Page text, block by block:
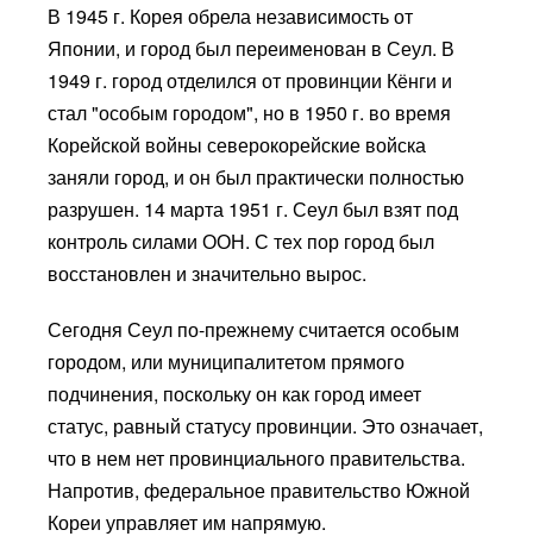
В 1945 г. Корея обрела независимость от
Японии, и город был переименован в Сеул. В
1949 г. город отделился от провинции Кёнги и
стал "особым городом", но в 1950 г. во время
Корейской войны северокорейские войска
заняли город, и он был практически полностью
разрушен. 14 марта 1951 г. Сеул был взят под
контроль силами ООН. С тех пор город был
восстановлен и значительно вырос.
Сегодня Сеул по-прежнему считается особым
городом, или муниципалитетом прямого
подчинения, поскольку он как город имеет
статус, равный статусу провинции. Это означает,
что в нем нет провинциального правительства.
Напротив, федеральное правительство Южной
Кореи управляет им напрямую.